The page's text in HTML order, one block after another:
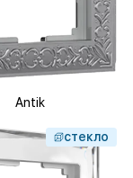
Antik
стекло